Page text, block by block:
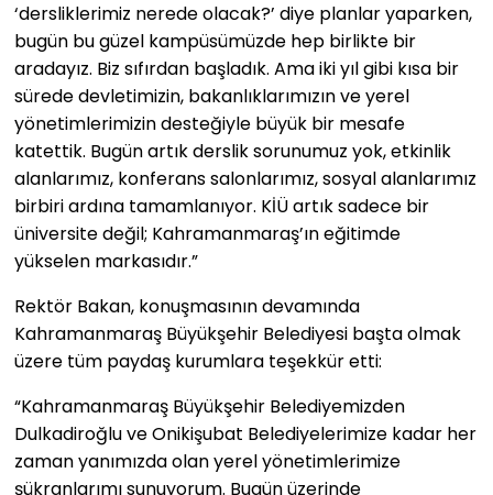
‘dersliklerimiz nerede olacak?’ diye planlar yaparken,
bugün bu güzel kampüsümüzde hep birlikte bir
aradayız. Biz sıfırdan başladık. Ama iki yıl gibi kısa bir
sürede devletimizin, bakanlıklarımızın ve yerel
yönetimlerimizin desteğiyle büyük bir mesafe
katettik. Bugün artık derslik sorunumuz yok, etkinlik
alanlarımız, konferans salonlarımız, sosyal alanlarımız
birbiri ardına tamamlanıyor. KİÜ artık sadece bir
üniversite değil; Kahramanmaraş’ın eğitimde
yükselen markasıdır.”
Rektör Bakan, konuşmasının devamında
Kahramanmaraş Büyükşehir Belediyesi başta olmak
üzere tüm paydaş kurumlara teşekkür etti:
“Kahramanmaraş Büyükşehir Belediyemizden
Dulkadiroğlu ve Onikişubat Belediyelerimize kadar her
zaman yanımızda olan yerel yönetimlerimize
şükranlarımı sunuyorum. Bugün üzerinde